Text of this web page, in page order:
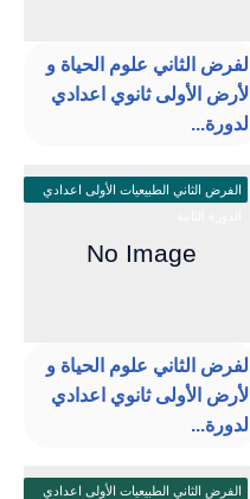
الفرض الثاني علوم الحياة و
الأرض الأولى ثانوي اعدادي
الدورة...
الفرض الثاني الطبيعيات الأولى اعدادي
الفرض الثاني علوم الحياة و
الأرض الأولى ثانوي اعدادي
الدورة...
الفرض الثاني الطبيعيات الأولى اعدادي